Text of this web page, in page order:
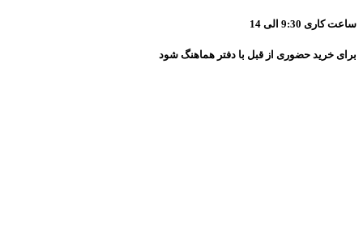
ساعت کاری 9:30 الی 14
برای خرید حضوری از قبل با دفتر هماهنگ شود